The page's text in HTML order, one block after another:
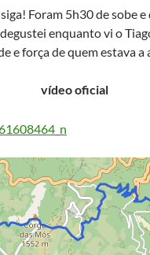
Foram 5h30 de sobe
enquanto vi o
e força de quem estava a
vídeo oficial